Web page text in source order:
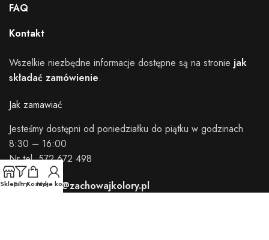
FAQ
Kontakt
Wszelkie niezbędne informacje dostępne są na stronie jak
składać zamówienie.
Jak zamawiać
Jesteśmy dostępni od poniedziałku do piątku w godzinach
8:30 – 16:00
Nr tel. 572 672 498
zamowienia@zachowajkolory.pl
SklepFiltryKoszykMoje konto